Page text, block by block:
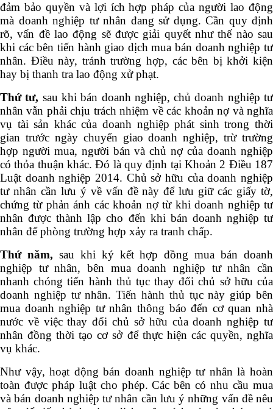
đảm bảo quyền và lợi ích hợp pháp của người lao động
mà doanh nghiệp tư nhân đang sử dụng. Cần quy định
rõ, vấn đề lao động sẽ được giải quyết như thế nào sau
khi các bên tiến hành giao dịch mua bán doanh nghiệp tư
nhân. Điều này, tránh trường hợp, các bên bị khởi kiện
hay bị thanh tra lao động xử phạt.
Thứ tư, sau khi bán doanh nghiệp, chủ doanh nghiệp tư
nhân vẫn phải chịu trách nhiệm về các khoản nợ và nghĩa
vụ tài sản khác của doanh nghiệp phát sinh trong thời
gian trước ngày chuyển giao doanh nghiệp, trừ trường
hợp người mua, người bán và chủ nợ của doanh nghiệp
có thỏa thuận khác. Đó là quy định tại Khoản 2 Điều 187
Luật doanh nghiệp 2014. Chủ sở hữu của doanh nghiệp
tư nhân cần lưu ý về vấn đề này để lưu giữ các giấy tờ,
chứng từ phản ánh các khoản nợ từ khi doanh nghiệp tư
nhân được thành lập cho đến khi bán doanh nghiệp tư
nhân để phòng trường hợp xảy ra tranh chấp.
Thứ năm, sau khi ký kết hợp đồng mua bán doanh
nghiệp tư nhân, bên mua doanh nghiệp tư nhân cần
nhanh chóng tiến hành thủ tục thay đổi chủ sở hữu của
doanh nghiệp tư nhân. Tiến hành thủ tục này giúp bên
mua doanh nghiệp tư nhân thông báo đến cơ quan nhà
nước về việc thay đổi chủ sở hữu của doanh nghiệp tư
nhân đồng thời tạo cơ sở để thực hiện các quyền, nghĩa
vụ khác.
Như vậy, hoạt động bán doanh nghiệp tư nhân là hoàn
toàn được pháp luật cho phép. Các bên có nhu cầu mua
và bán doanh nghiệp tư nhân cần lưu ý những vấn đề nêu